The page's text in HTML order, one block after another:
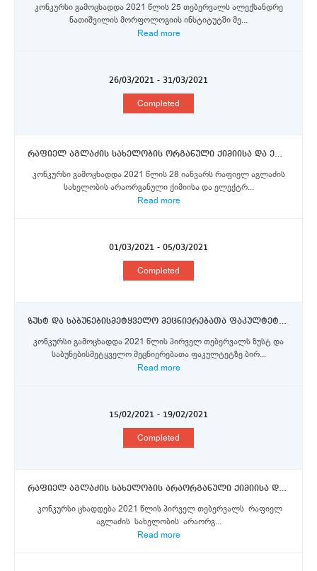
კონკურსი გამოცხადდა 2021 წლის 25 თებერვალს ალექსანდრე
ნათიშვილის მორფოლოგიის ინსტიტუტში მე...
Read more
26/03/2021 - 31/03/2021
Completed
რაფიელ აგლაძის სახელობის ორგანული ქიმიისა და ელექტროქიმიის ინსტიტუტი მთავარი მეცნიერი თანამშრომელი, უფროსი მეცნიერი თანამშრომელი, მეცნიერი თანამშრომელი
კონკურსი გამოცხადდა 2021 წლის 28 იანვარს რაფიელ აგლაძის
სახელობის არაორგანული ქიმიისა და ელექტრ...
Read more
01/03/2021 - 05/03/2021
Completed
ზუსტ და საბუნებისმეტყველო მეცნიერებათა ფაკულტეტი - ლაბორანტი
კონკურსი გამოცხადდა 2021 წლის პირველ თებერვალს ზუსტ და
საბუნებისმეტყველო მეცნიერებათა ფაკულტეტზე ბირ...
Read more
15/02/2021 - 19/02/2021
Completed
რაფიელ აგლაძის სახელობის არაორგანული ქიმიისა და ელექტროქიმიის ინსტიტუტი
კონკურსი ცხადდება 2021 წლის პირველ თებერვალს რაფიელ
აგლაძის სახელობის არაორგ...
Read more